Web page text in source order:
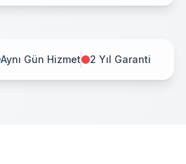
Aynı Gün Hizmet 2 Yıl Garanti